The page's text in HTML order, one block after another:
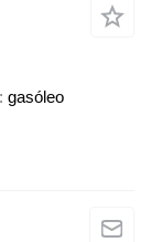
gasóleo